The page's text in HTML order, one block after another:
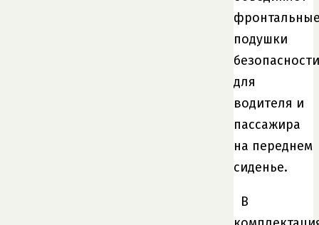
подушки
безопасности
для
водителя и
пассажира
на переднем
сиденье.
В